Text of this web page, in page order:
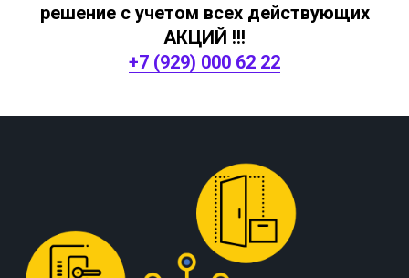
решение с учетом всех действующих
АКЦИЙ !!!
+7 (929) 000 62 22